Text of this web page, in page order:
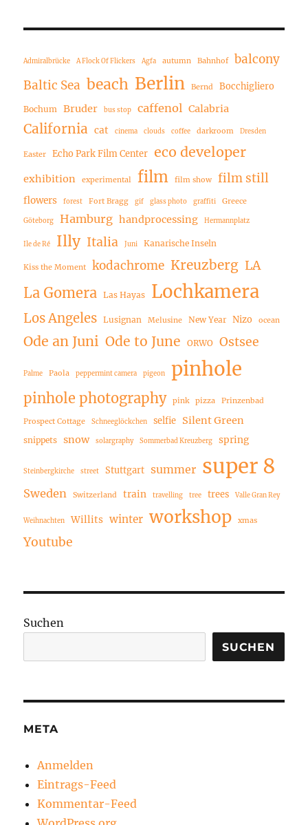
Admiralbrücke A Flock Of Flickers Agfa autumn Bahnhof
balcony
Baltic Sea beach Berlin Bernd Bocchigliero
Bochum Bruder bus stop caffenol Calabria
California cat cinema clouds coffee darkroom Dresden
Easter Echo Park Film Center eco developer
exhibition experimental film film show film still
flowers forest Fort Bragg gif glass photo graffiti Greece
Göteborg Hamburg handprocessing Hermannplatz
Ile de Ré Illy Italia Juni Kanarische Inseln
Kiss the Moment kodachrome Kreuzberg LA
La Gomera Las Hayas Lochkamera
Los Angeles Lusignan Melusine New Year Nizo ocean
Ode an Juni Ode to June ORWO Ostsee
Palme Paola peppermint camera pigeon pinhole
pinhole photography pink pizza Prinzenbad
Prospect Cottage Schneeglöckchen selfie Silent Green
snippets snow solargraphy Sommerbad Kreuzberg spring
Steinbergkirche street Stuttgart summer super 8
Sweden Switzerland train travelling tree trees Valle Gran Rey
Weihnachten Willits winter workshop xmas
Youtube
Suchen
SUCHEN
META
Anmelden
Eintrags-Feed
Kommentar-Feed